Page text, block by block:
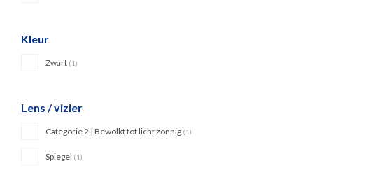
Kleur
Zwart (1)
Lens / vizier
Categorie 2 | Bewolkt tot licht zonnig (1)
Spiegel (1)